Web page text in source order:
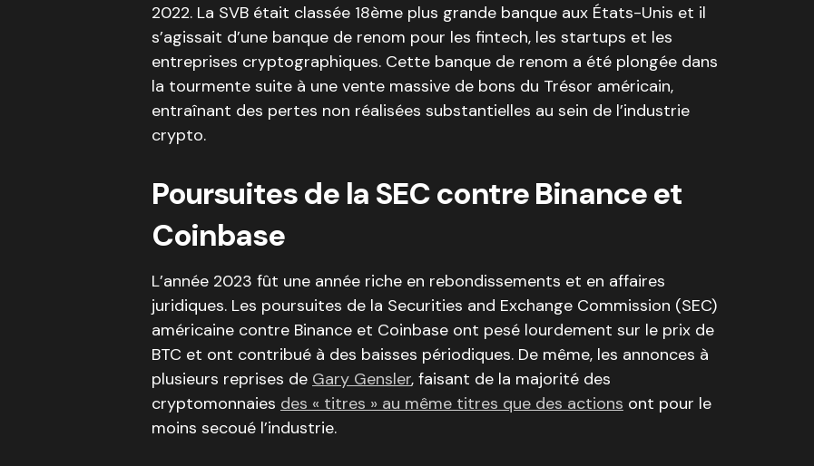
2022. La SVB était classée 18ème plus grande banque aux États-Unis et il
s’agissait d’une banque de renom pour les fintech, les startups et les
entreprises cryptographiques. Cette banque de renom a été plongée dans
la tourmente suite à une vente massive de bons du Trésor américain,
entraînant des pertes non réalisées substantielles au sein de l’industrie
crypto.
Poursuites de la SEC contre Binance et
Coinbase
L’année 2023 fût une année riche en rebondissements et en affaires
juridiques. Les poursuites de la Securities and Exchange Commission (SEC)
américaine contre Binance et Coinbase ont pesé lourdement sur le prix de
BTC et ont contribué à des baisses périodiques. De même, les annonces à
plusieurs reprises de Gary Gensler, faisant de la majorité des
cryptomonnaies des « titres » au même titres que des actions ont pour le
moins secoué l’industrie.